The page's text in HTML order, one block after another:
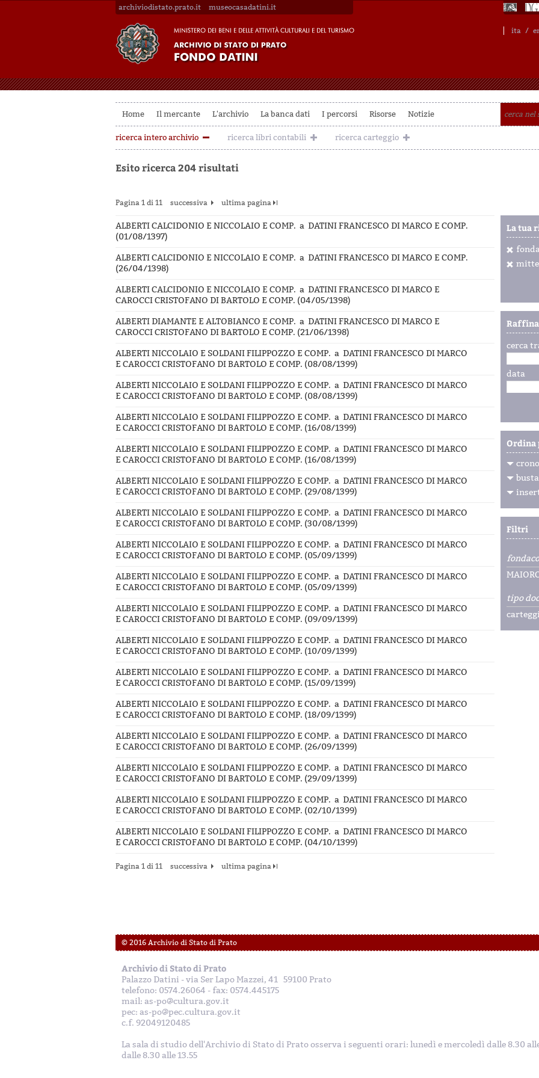
archiviodistato.prato.it museocasadatini.it
ita /
Home Il mercante L'archivio La banca dati I percorsi Risorse Notizie
ricerca intero archivio ricerca libri contabili ricerca carteggio
Esito ricerca 204 risultati
Pagina 1 di 11 successiva ultima pagina
ALBERTI CALCIDONIO E NICCOLAIO E COMP. a DATINI FRANCESCO DI MARCO E COMP.
(01/08/1397)
ALBERTI CALCIDONIO E NICCOLAIO E COMP. a DATINI FRANCESCO DI MARCO E COMP.
(26/04/1398)
ALBERTI CALCIDONIO E NICCOLAIO E COMP. a DATINI FRANCESCO DI MARCO E
CAROCCI CRISTOFANO DI BARTOLO E COMP. (04/05/1398)
ALBERTI DIAMANTE E ALTOBIANCO E COMP. a DATINI FRANCESCO DI MARCO E
CAROCCI CRISTOFANO DI BARTOLO E COMP. (21/06/1398)
ALBERTI NICCOLAIO E SOLDANI FILIPPOZZO E COMP. a DATINI FRANCESCO DI MARCO
E CAROCCI CRISTOFANO DI BARTOLO E COMP. (08/08/1399)
ALBERTI NICCOLAIO E SOLDANI FILIPPOZZO E COMP. a DATINI FRANCESCO DI MARCO
E CAROCCI CRISTOFANO DI BARTOLO E COMP. (08/08/1399)
ALBERTI NICCOLAIO E SOLDANI FILIPPOZZO E COMP. a DATINI FRANCESCO DI MARCO
E CAROCCI CRISTOFANO DI BARTOLO E COMP. (16/08/1399)
ALBERTI NICCOLAIO E SOLDANI FILIPPOZZO E COMP. a DATINI FRANCESCO DI MARCO
E CAROCCI CRISTOFANO DI BARTOLO E COMP. (16/08/1399)
ALBERTI NICCOLAIO E SOLDANI FILIPPOZZO E COMP. a DATINI FRANCESCO DI MARCO
E CAROCCI CRISTOFANO DI BARTOLO E COMP. (29/08/1399)
ALBERTI NICCOLAIO E SOLDANI FILIPPOZZO E COMP. a DATINI FRANCESCO DI MARCO
E CAROCCI CRISTOFANO DI BARTOLO E COMP. (30/08/1399)
ALBERTI NICCOLAIO E SOLDANI FILIPPOZZO E COMP. a DATINI FRANCESCO DI MARCO
E CAROCCI CRISTOFANO DI BARTOLO E COMP. (05/09/1399)
ALBERTI NICCOLAIO E SOLDANI FILIPPOZZO E COMP. a DATINI FRANCESCO DI MARCO
E CAROCCI CRISTOFANO DI BARTOLO E COMP. (05/09/1399)
ALBERTI NICCOLAIO E SOLDANI FILIPPOZZO E COMP. a DATINI FRANCESCO DI MARCO
E CAROCCI CRISTOFANO DI BARTOLO E COMP. (09/09/1399)
ALBERTI NICCOLAIO E SOLDANI FILIPPOZZO E COMP. a DATINI FRANCESCO DI MARCO
E CAROCCI CRISTOFANO DI BARTOLO E COMP. (10/09/1399)
ALBERTI NICCOLAIO E SOLDANI FILIPPOZZO E COMP. a DATINI FRANCESCO DI MARCO
E CAROCCI CRISTOFANO DI BARTOLO E COMP. (15/09/1399)
ALBERTI NICCOLAIO E SOLDANI FILIPPOZZO E COMP. a DATINI FRANCESCO DI MARCO
E CAROCCI CRISTOFANO DI BARTOLO E COMP. (18/09/1399)
ALBERTI NICCOLAIO E SOLDANI FILIPPOZZO E COMP. a DATINI FRANCESCO DI MARCO
E CAROCCI CRISTOFANO DI BARTOLO E COMP. (26/09/1399)
ALBERTI NICCOLAIO E SOLDANI FILIPPOZZO E COMP. a DATINI FRANCESCO DI MARCO
E CAROCCI CRISTOFANO DI BARTOLO E COMP. (29/09/1399)
ALBERTI NICCOLAIO E SOLDANI FILIPPOZZO E COMP. a DATINI FRANCESCO DI MARCO
E CAROCCI CRISTOFANO DI BARTOLO E COMP. (02/10/1399)
ALBERTI NICCOLAIO E SOLDANI FILIPPOZZO E COMP. a DATINI FRANCESCO DI MARCO
E CAROCCI CRISTOFANO DI BARTOLO E COMP. (04/10/1399)
La tua
cerca
data
Ordina
busta
Filtri
fondaco
tipo
Pagina 1 di 11 successiva ultima pagina
© 2016 Archivio di Stato di Prato
Archivio di Stato di Prato
Palazzo Datini - via Ser Lapo Mazzei, 41 59100 Prato
telefono: 0574.26064 - fax: 0574.445175
mail: as-po@cultura.gov.it
pec: as-po@pec.cultura.gov.it
c.f. 92049120485
La sala di studio dell'Archivio di Stato di Prato osserva i seguenti orari: lunedì e mercoledì dalle 8.30
dalle 8.30 alle 13.55